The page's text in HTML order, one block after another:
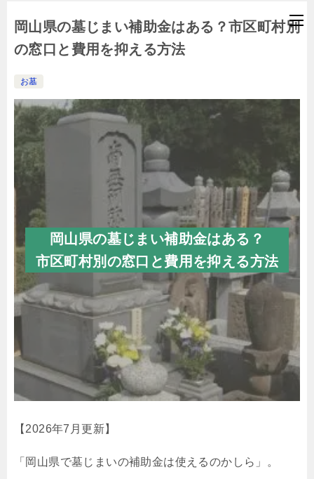
岡山県の墓じまい補助金はある？市区町村別
の窓口と費用を抑える方法
お墓
岡山県の墓じまい補助金はある？
市区町村別の窓口と費用を抑える方法
【2026年7月更新】
「岡山県で墓じまいの補助金は使えるのかしら」。